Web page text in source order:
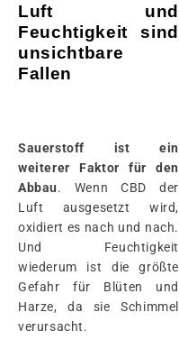
Luft und
Feuchtigkeit sind
unsichtbare
Fallen
Sauerstoff ist ein
weiterer Faktor für den
Abbau. Wenn CBD der
Luft ausgesetzt wird,
oxidiert es nach und nach.
Und Feuchtigkeit
wiederum ist die größte
Gefahr für Blüten und
Harze, da sie Schimmel
verursacht.